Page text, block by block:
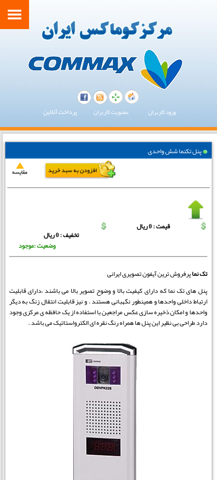
ورود کاربران عضویت کاربران پرداخت آنلاین
پنل تکنما شش واحدی
قیمت : 0 ریال
تخفیف : 0 ریال
وضعیت :موجود
تک نماپرفروش ترین آیفون تصویری ایرانی
پنل های تک نما که دارای کیفیت بالا و وضوح تصویر بالا می باشند ،دارای قابلیت
ارتباط داخلی واحدها و همینطور نگهبانی هستند . و نیز قابلیت انتقال زنگ به دیگر
واحدها و امکان ذخیره سازی عکس مراجعین با استفاده از یک حافظه ی مرکزی وجود
دارد طراحی بی نظیر این پنل ها همراه رنگ نقره ای الکترواستاتیک می باشد .